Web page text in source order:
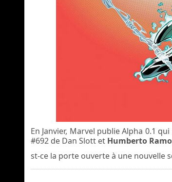
En Janvier, Marvel publie Alpha 0.1
#692 de Dan Slott et Humberto
st-ce la porte ouverte à une nouvelle